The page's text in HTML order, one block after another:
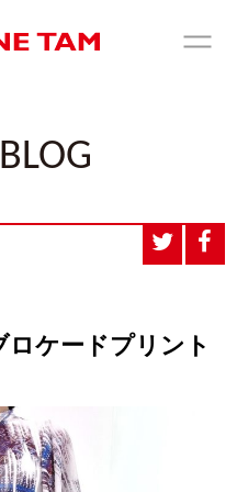
ケードプリント